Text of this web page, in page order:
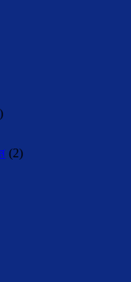
(2)